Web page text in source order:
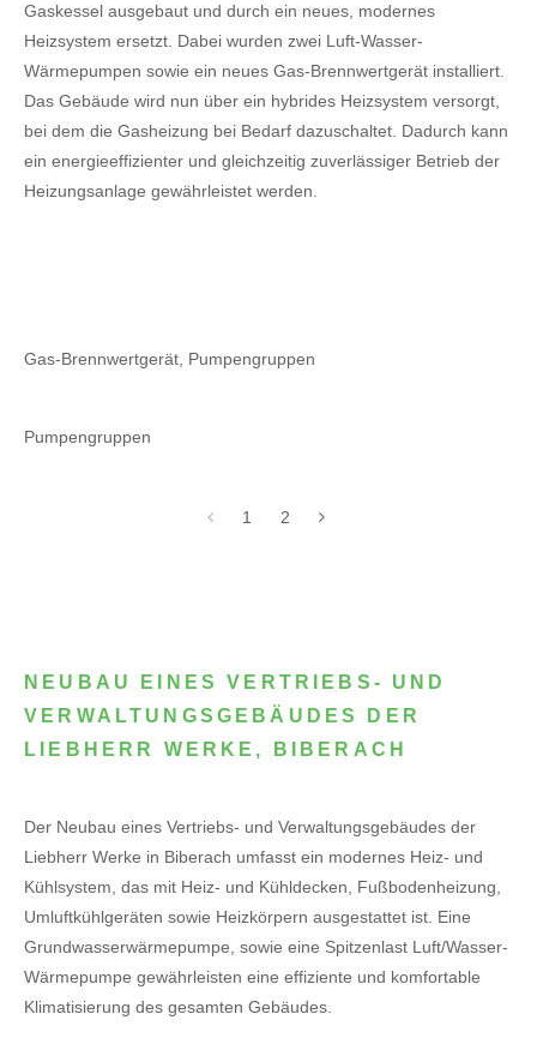
Gaskessel ausgebaut und durch ein neues, modernes
Heizsystem ersetzt. Dabei wurden zwei Luft-Wasser-
Wärmepumpen sowie ein neues Gas-Brennwertgerät installiert.
Das Gebäude wird nun über ein hybrides Heizsystem versorgt,
bei dem die Gasheizung bei Bedarf dazuschaltet. Dadurch kann
ein energieeffizienter und gleichzeitig zuverlässiger Betrieb der
Heizungsanlage gewährleistet werden.
Gas-Brennwertgerät, Pumpengruppen
Pumpengruppen
1 2
NEUBAU EINES VERTRIEBS- UND
VERWALTUNGSGEBÄUDES DER
LIEBHERR WERKE, BIBERACH
Der Neubau eines Vertriebs- und Verwaltungsgebäudes der
Liebherr Werke in Biberach umfasst ein modernes Heiz- und
Kühlsystem, das mit Heiz- und Kühldecken, Fußbodenheizung,
Umluftkühlgeräten sowie Heizkörpern ausgestattet ist. Eine
Grundwasserwärmepumpe, sowie eine Spitzenlast Luft/Wasser-
Wärmepumpe gewährleisten eine effiziente und komfortable
Klimatisierung des gesamten Gebäudes.